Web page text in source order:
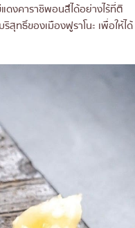
ดงคาราชิพอนสึได้อย่างไร้ที่ติ
ทธิ์ของเมืองฟูราโนะ เพื่อให้ได้